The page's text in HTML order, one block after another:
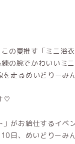
の夏推す「ミニ浴衣
の腕でかわいいミニ
走るめいどりーみ
♡
がお給仕するイベ
日、めいどりーみ